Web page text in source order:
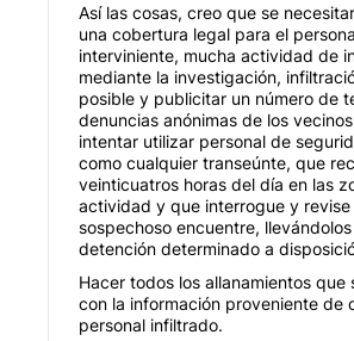
Así las cosas, creo que se
una cobertura legal para el
interviniente, mucha actividad de
mediante la investigación,
posible y publicitar un número de
denuncias anónimas de los
intentar utilizar personal de
como cualquier transeúnte, que
veinticuatros horas del día en las
actividad y que interrogue y
sospechoso encuentre,
detención determinado a
Hacer todos los allanamientos que
con la información proveniente de
personal infiltrado.